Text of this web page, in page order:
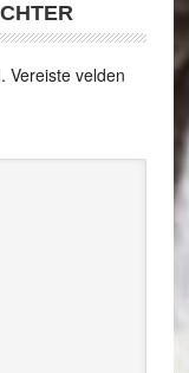
Vereiste velden